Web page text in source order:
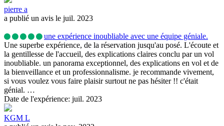
pierre a
a publié un avis le juil. 2023
une expérience inoubliable avec une équipe géniale.
Une superbe expérience, de la réservation jusqu'au posé. L'écoute et
la gentillesse de l'accueil, des explications claires conclu par un vol
inoubliable. un panorama exceptionnel, des explications en vol et de
la bienveillance et un professionnalisme. je recommande vivement,
si vous voulez vous faire plaisir surtout ne pas hésiter !! c'était
génial. …
Date de l'expérience: juil. 2023
KGM L